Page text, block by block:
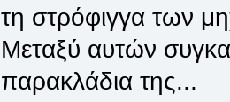
τη στρόφιγγα των
Μεταξύ αυτών
παρακλάδια της...